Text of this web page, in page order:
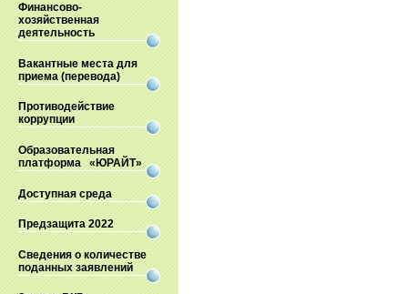
Финансово-
хозяйственная
деятельность
Вакантные места для
приема (перевода)
Противодействие
коррупции
Образовательная
платформа «ЮРАЙТ»
Доступная среда
Предзащита 2022
Сведения о количестве
поданных заявлений